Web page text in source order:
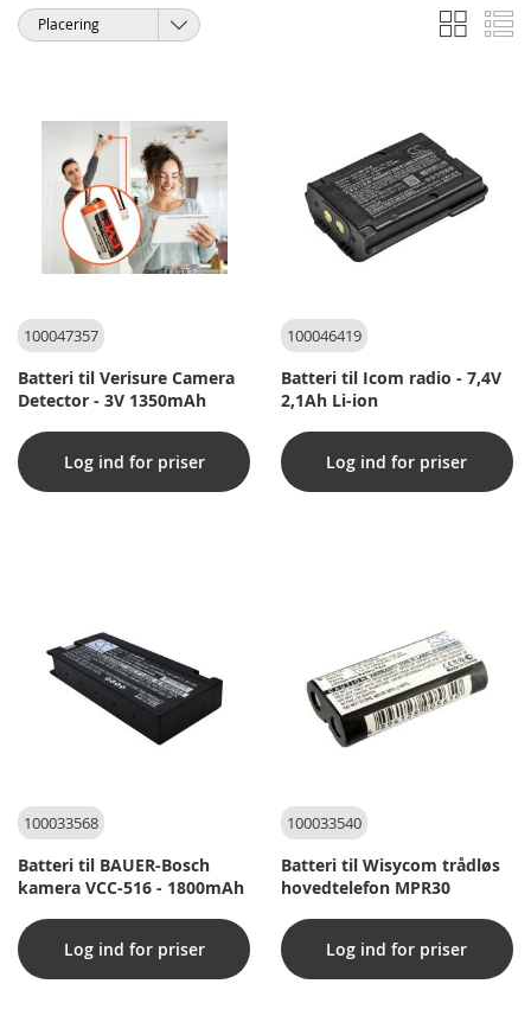
Vis
som
Gitter
Sorter
100047357
Batteri til Verisure Camera
Detector - 3V 1350mAh
Log ind for priser
100046419
Batteri til Icom radio - 7,4V
2,1Ah Li-ion
Log ind for priser
100033568
Batteri til BAUER-Bosch
kamera VCC-516 - 1800mAh
Log ind for priser
100033540
Batteri til Wisycom trådløs
hovedtelefon MPR30
Log ind for priser